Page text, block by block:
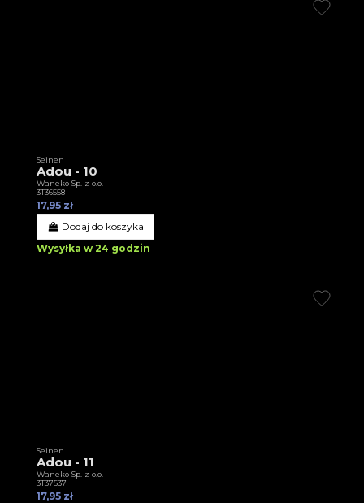
Seinen
Adou - 10
Waneko Sp. z o.o.
3T36558
17,95 zł
Dodaj do koszyka
Wysyłka w 24 godzin
Seinen
Adou - 11
Waneko Sp. z o.o.
3T37537
17,95 zł